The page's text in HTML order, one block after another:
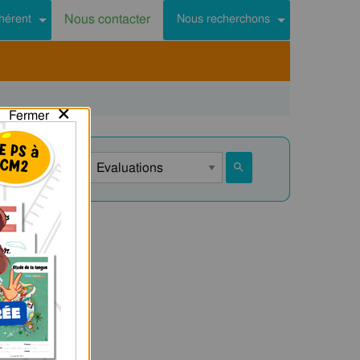
Nous contacter Nous recherchons
Fermer×